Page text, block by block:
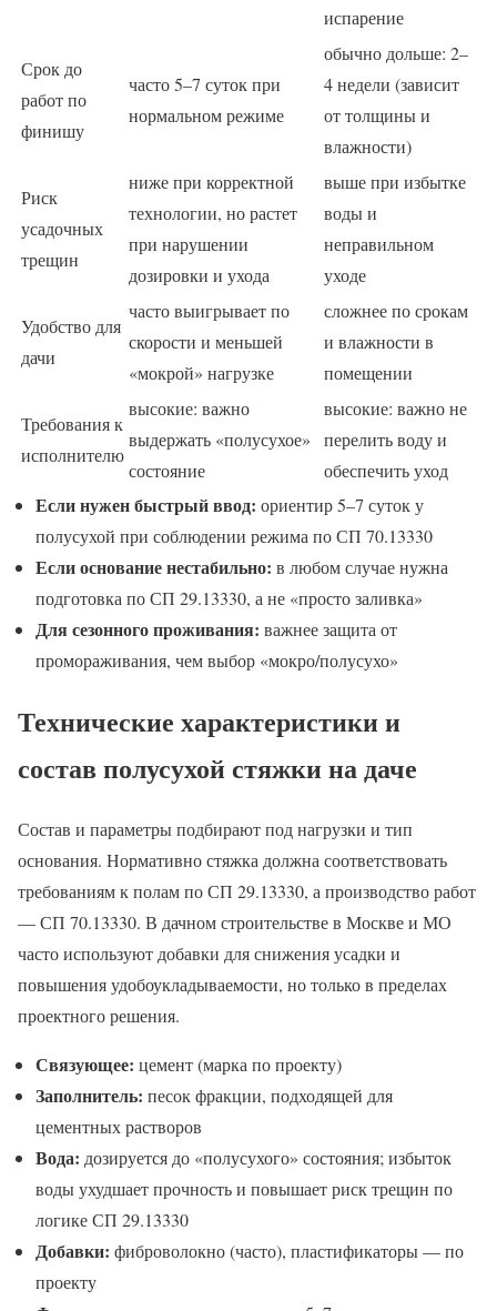
испарение
Срок до
работ по
финишу
часто 5–7 суток при
нормальном режиме
обычно дольше: 2–
4 недели (зависит
от толщины и
влажности)
Риск
усадочных
трещин
ниже при корректной
технологии, но растет
при нарушении
дозировки и ухода
выше при избытке
воды и
неправильном
уходе
Удобство для
дачи
часто выигрывает по
скорости и меньшей
«мокрой» нагрузке
сложнее по срокам
и влажности в
помещении
Требования к
исполнителю
высокие: важно
выдержать «полусухое»
состояние
высокие: важно не
перелить воду и
обеспечить уход
Если нужен быстрый ввод: ориентир 5–7 суток у
полусухой при соблюдении режима по СП 70.13330
Если основание нестабильно: в любом случае нужна
подготовка по СП 29.13330, а не «просто заливка»
Для сезонного проживания: важнее защита от
промораживания, чем выбор «мокро/полусухо»
Технические характеристики и
состав полусухой стяжки на даче
Состав и параметры подбирают под нагрузки и тип
основания. Нормативно стяжка должна соответствовать
требованиям к полам по СП 29.13330, а производство работ
— СП 70.13330. В дачном строительстве в Москве и МО
часто используют добавки для снижения усадки и
повышения удобоукладываемости, но только в пределах
проектного решения.
Связующее: цемент (марка по проекту)
Заполнитель: песок фракции, подходящей для
цементных растворов
Вода: дозируется до «полусухого» состояния; избыток
воды ухудшает прочность и повышает риск трещин по
логике СП 29.13330
Добавки: фиброволокно (часто), пластификаторы — по
проекту